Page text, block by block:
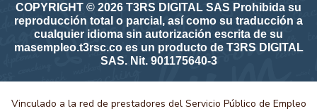
COPYRIGHT © 2026 T3RS DIGITAL SAS Prohibida su
reproducción total o parcial, así como su traducción a
cualquier idioma sin autorización escrita de su
masempleo.t3rsc.co es un producto de T3RS DIGITAL
SAS. Nit. 901175640-3
Vinculado a la red de prestadores del Servicio Público de Empleo